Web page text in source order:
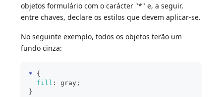
objetos formulário com o carácter "*" e, a seguir,
entre chaves, declare os estilos que devem aplicar-se.
No seguinte exemplo, todos os objetos terão um
fundo cinza:
*
{
fill : gray ;
}